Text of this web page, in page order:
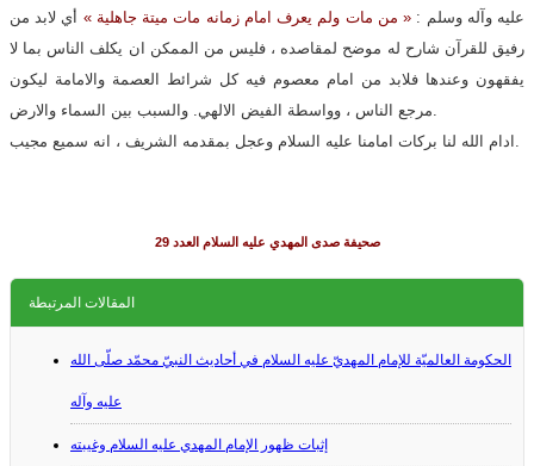
عليه وآله وسلم : « من مات ولم يعرف امام زمانه مات ميتة جاهلية » أي لابد من
رفيق للقرآن شارح له موضح لمقاصده ، فليس من الممكن ان يكلف الناس بما لا
يفقهون وعندها فلابد من امام معصوم فيه كل شرائط العصمة والامامة ليكون
صحيفة صدى المهدي عليه السلام العدد 29
المقالات المرتبطة
الحكومة العالميّة للإمام المهديّ عليه السلام في أحاديث النبيّ محمّد صلّى الله
عليه وآله
إثبات ظهور الإمام المهدي عليه السلام وغيبته